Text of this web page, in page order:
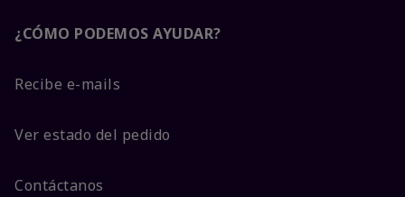
¿CÓMO PODEMOS AYUDAR?
Recibe e-mails
Ver estado del pedido
Contáctanos